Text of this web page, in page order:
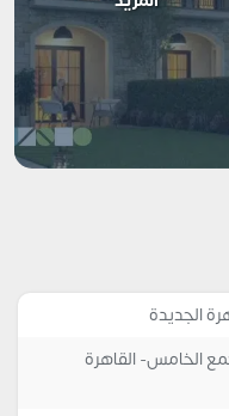
الجديدة
الخامس- القاهرة